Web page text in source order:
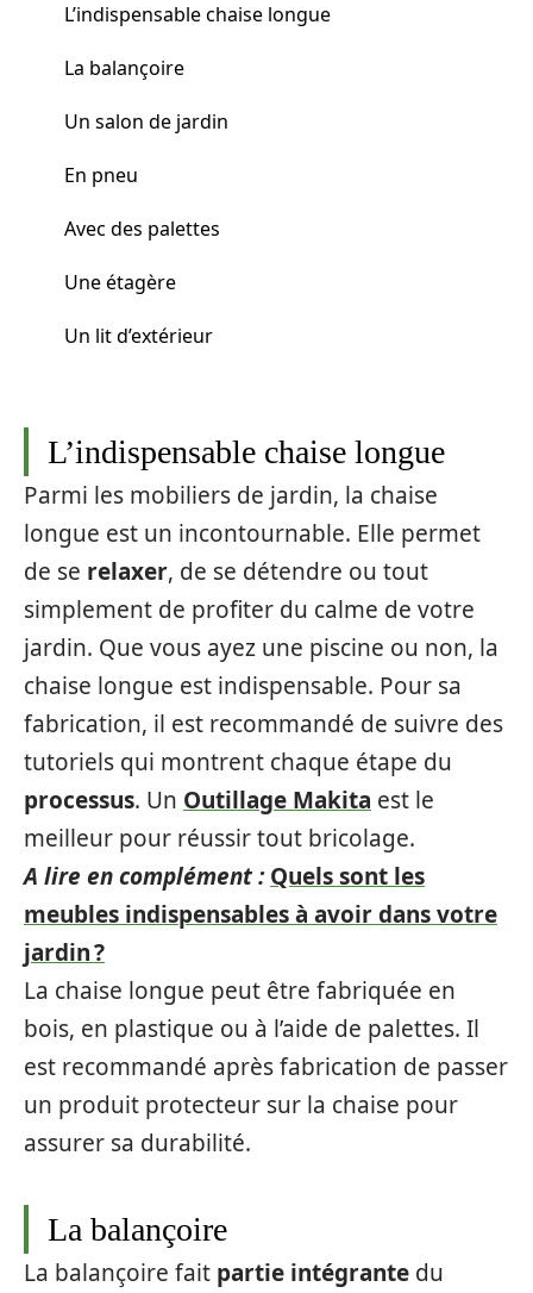
L’indispensable chaise longue
La balançoire
Un salon de jardin
En pneu
Avec des palettes
Une étagère
Un lit d’extérieur
L’indispensable chaise longue
Parmi les mobiliers de jardin, la chaise
longue est un incontournable. Elle permet
de se relaxer, de se détendre ou tout
simplement de profiter du calme de votre
jardin. Que vous ayez une piscine ou non, la
chaise longue est indispensable. Pour sa
fabrication, il est recommandé de suivre des
tutoriels qui montrent chaque étape du
processus. Un Outillage Makita est le
meilleur pour réussir tout bricolage.
A lire en complément : Quels sont les
meubles indispensables à avoir dans votre
jardin ?
La chaise longue peut être fabriquée en
bois, en plastique ou à l’aide de palettes. Il
est recommandé après fabrication de passer
un produit protecteur sur la chaise pour
assurer sa durabilité.
La balançoire
La balançoire fait partie intégrante du